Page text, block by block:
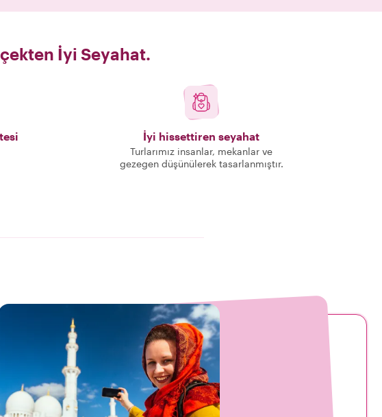
İyi Seyahat.
İyi hissettiren seyahat
Turlarımız insanlar, mekanlar ve
gezegen düşünülerek tasarlanmıştır.